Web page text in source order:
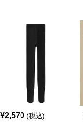
¥2,570 (税込)